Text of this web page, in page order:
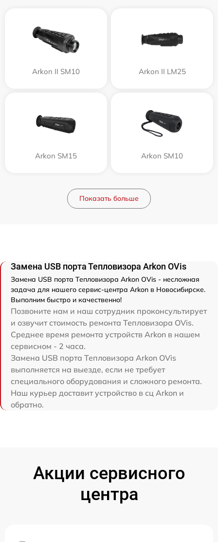
Arkon II SM10 Arkon II LM25
Arkon SM15 Arkon SM10
Показать больше
Замена USB порта Тепловизора Arkon OVis
Замена USB порта Тепловизора Arkon OVis - несложная
задача для нашего сервис-центра Arkon в Новосибирске.
Выполним быстро и качественно!
Позвоните нам и наш сотрудник проконсультирует
и озвучит стоимость ремонта Тепловизора OVis.
Среднее время ремонта устройств Arkon в нашем
сервисном - 2 часа.
Замена USB порта Тепловизора Arkon OVis
выполняется на выезде, если не требует
специального оборудования и сложного ремонта.
Наш курьер доставит устройство в сц Arkon и
обратно.
Акции сервисного
центра